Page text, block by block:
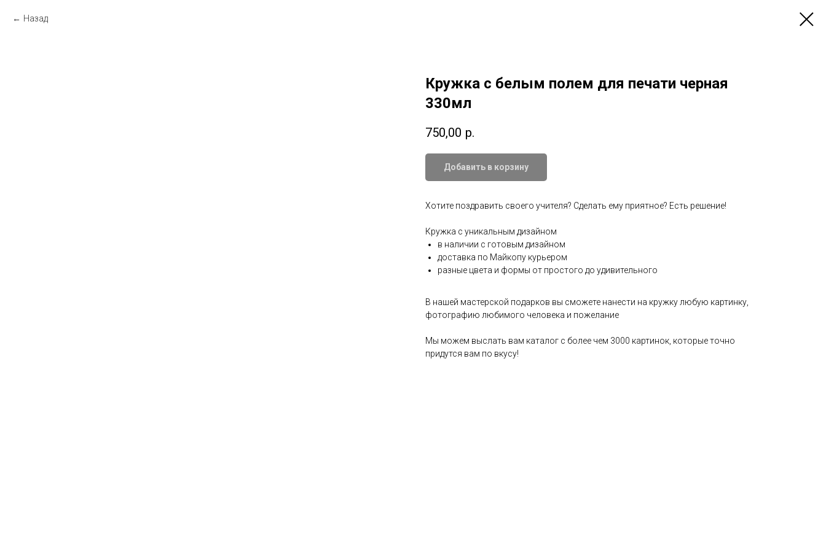
Назад
Кружка с белым полем для печати черная
330мл
750,00 р.
Добавить в корзину
Хотите поздравить своего учителя? Сделать ему приятное? Есть решение!
Кружка с уникальным дизайном⠀
в наличии с готовым дизайном⠀
доставка по Майкопу курьером⠀
разные цвета и формы от простого до удивительного⠀
В нашей мастерской подарков вы сможете нанести на кружку любую картинку,
фотографию любимого человека и пожелание
Мы можем выслать вам каталог с более чем 3000 картинок, которые точно
придутся вам по вкусу!